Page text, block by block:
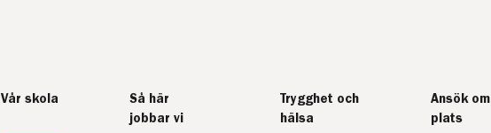
Vår skola
Så här
jobbar vi
Trygghet och
hälsa
Ansök om
plats